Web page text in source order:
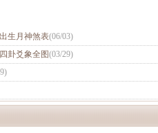
生月神煞表(06/03)
卦爻象全图(03/29)
)